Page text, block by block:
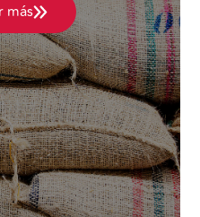
más